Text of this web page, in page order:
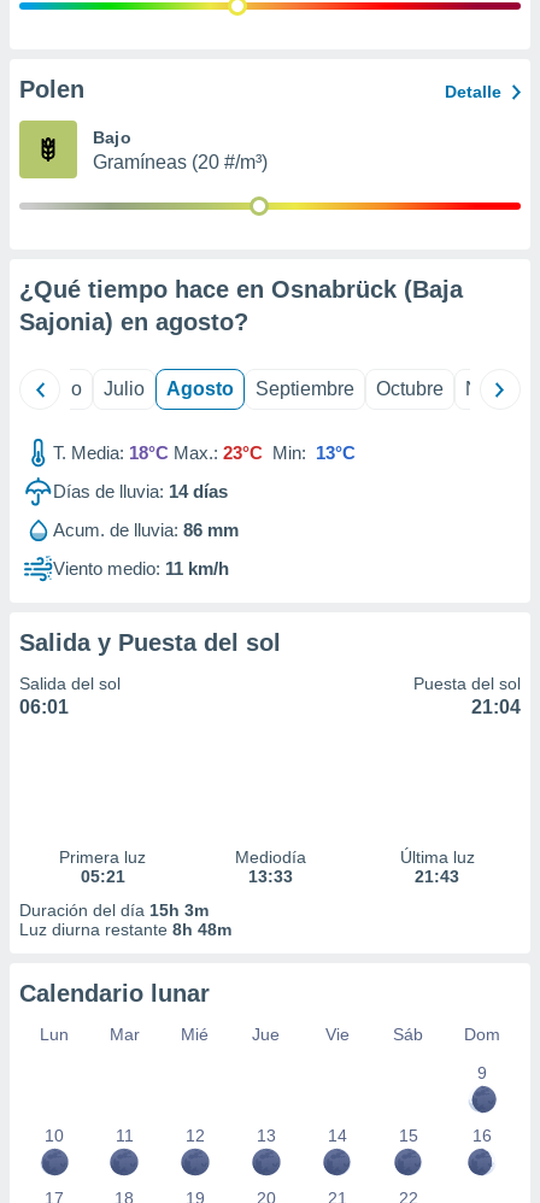
e
publicidad
Polen Detalle
Bajo
Gramíneas (20 #/m³)
¿Qué tiempo hace en Osnabrück (Baja
Sajonia) en agosto?
Junio Julio Agosto Septiembre Octubre
T. Media: 18°C Max.: 23°C Min: 13°C
Días de lluvia: 14días
Acum. de lluvia: 86 mm
Viento medio: 11 km/h
Salida y Puesta del sol
Salida del sol
06:01
Puesta del sol
21:04
Primera luz
05:21
Mediodía
13:33
Última luz
21:43
Duración del día 15h 3m
Luz diurna restante 8h 48m
Calendario lunar
Lun Mar Mié Jue Vie Sáb
Dom
9
10 11 12 13 14 15 16
17 18 19 20 21 22